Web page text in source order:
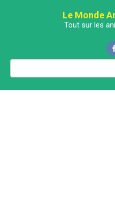
Le Monde
Tout sur les
Поиск: